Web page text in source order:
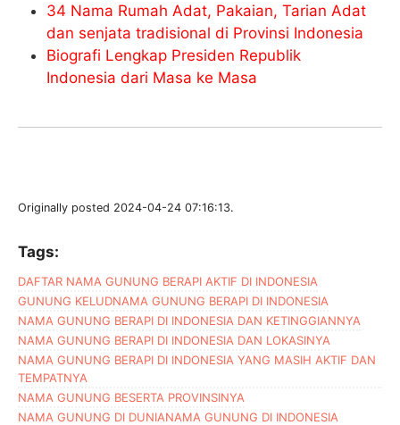
34 Nama Rumah Adat, Pakaian, Tarian Adat
dan senjata tradisional di Provinsi Indonesia
Biografi Lengkap Presiden Republik
Indonesia dari Masa ke Masa
Originally posted 2024-04-24 07:16:13.
Tags:
DAFTAR NAMA GUNUNG BERAPI AKTIF DI INDONESIA
GUNUNG KELUDNAMA GUNUNG BERAPI DI INDONESIA
NAMA GUNUNG BERAPI DI INDONESIA DAN KETINGGIANNYA
NAMA GUNUNG BERAPI DI INDONESIA DAN LOKASINYA
NAMA GUNUNG BERAPI DI INDONESIA YANG MASIH AKTIF DAN
TEMPATNYA
NAMA GUNUNG BESERTA PROVINSINYA
NAMA GUNUNG DI DUNIANAMA GUNUNG DI INDONESIA